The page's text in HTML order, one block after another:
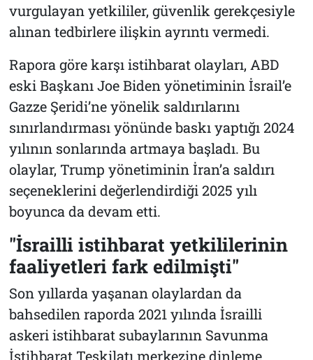
vurgulayan yetkililer, güvenlik gerekçesiyle
alınan tedbirlere ilişkin ayrıntı vermedi.
Rapora göre karşı istihbarat olayları, ABD
eski Başkanı Joe Biden yönetiminin İsrail’e
Gazze Şeridi’ne yönelik saldırılarını
sınırlandırması yönünde baskı yaptığı 2024
yılının sonlarında artmaya başladı. Bu
olaylar, Trump yönetiminin İran’a saldırı
seçeneklerini değerlendirdiği 2025 yılı
boyunca da devam etti.
"İsrailli istihbarat yetkililerinin
faaliyetleri fark edilmişti"
Son yıllarda yaşanan olaylardan da
bahsedilen raporda 2021 yılında İsrailli
askeri istihbarat subaylarının Savunma
İstihbarat Teşkilatı merkezine dinleme